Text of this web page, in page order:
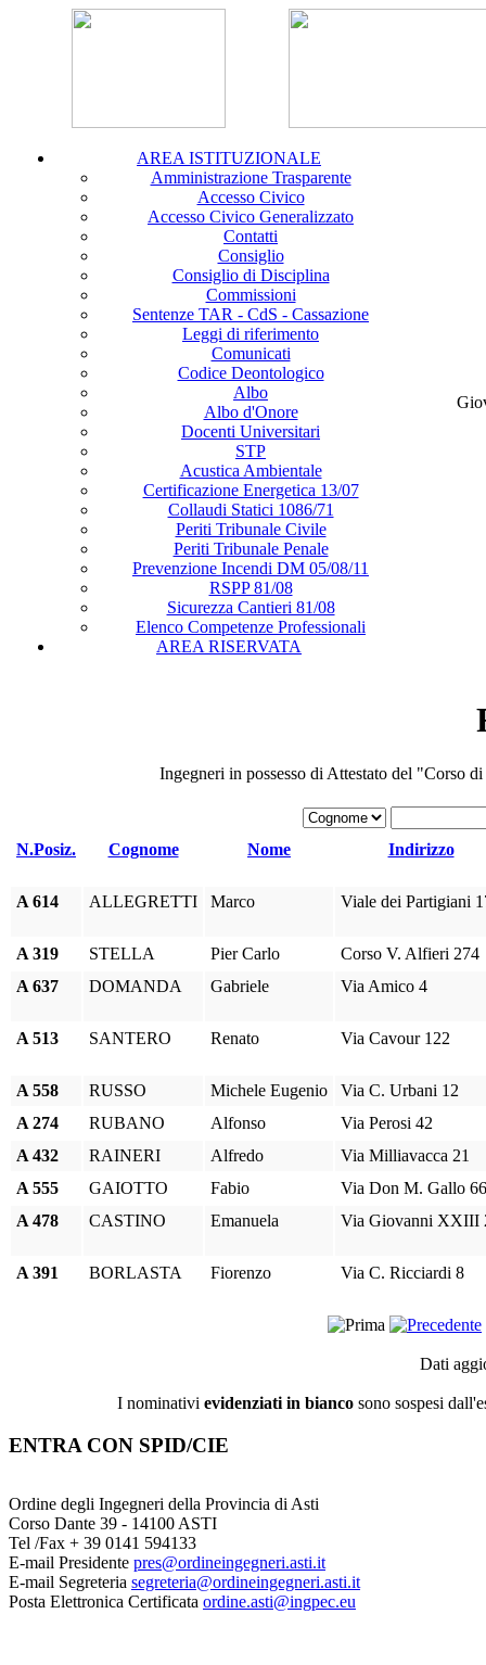
AREA ISTITUZIONALE
Amministrazione Trasparente
Accesso Civico
Accesso Civico Generalizzato
Contatti
Consiglio
Consiglio di Disciplina
Commissioni
Sentenze TAR - CdS - Cassazione
Leggi di riferimento
Comunicati
Codice Deontologico
Albo
Albo d'Onore
Docenti Universitari
STP
Acustica Ambientale
Certificazione Energetica 13/07
Collaudi Statici 1086/71
Periti Tribunale Civile
Periti Tribunale Penale
Prevenzione Incendi DM 05/08/11
RSPP 81/08
Sicurezza Cantieri 81/08
Elenco Competenze Professionali
AREA RISERVATA
Ingegneri in possesso di Attestato del "Corso
N.Posiz. Cognome Nome Indirizzo
A 614 ALLEGRETTI Marco Viale dei Partigiani
A 319 STELLA Pier Carlo
Corso V. Alfieri 274
A 637
DOMANDA Gabriele Via Amico 4
A 513 SANTERO Renato Via Cavour 122
A 558 RUSSO Michele Eugenio
Via C. Urbani 12
A 274
RUBANO Alfonso
Via Perosi 42
A 432
RAINERI Alfredo
Via Milliavacca 21
A 555
GAIOTTO Fabio
Via Don M. Gallo 66
A 478
CASTINO Emanuela Via Giovanni XXIII
A 391 BORLASTA Fiorenzo Via C. Ricciardi 8
Dati
I nominativi evidenziati in biancosono sospesi
ENTRA CON SPID/CIE
Ordine degli Ingegneri della Provincia di Asti
Corso Dante 39 - 14100 ASTI
Tel /Fax + 39 0141 594133
E-mail Presidente pres@ordineingegneri.asti.it
E-mail Segreteria segreteria@ordineingegneri.asti.it
Posta Elettronica Certificata ordine.asti@ingpec.eu